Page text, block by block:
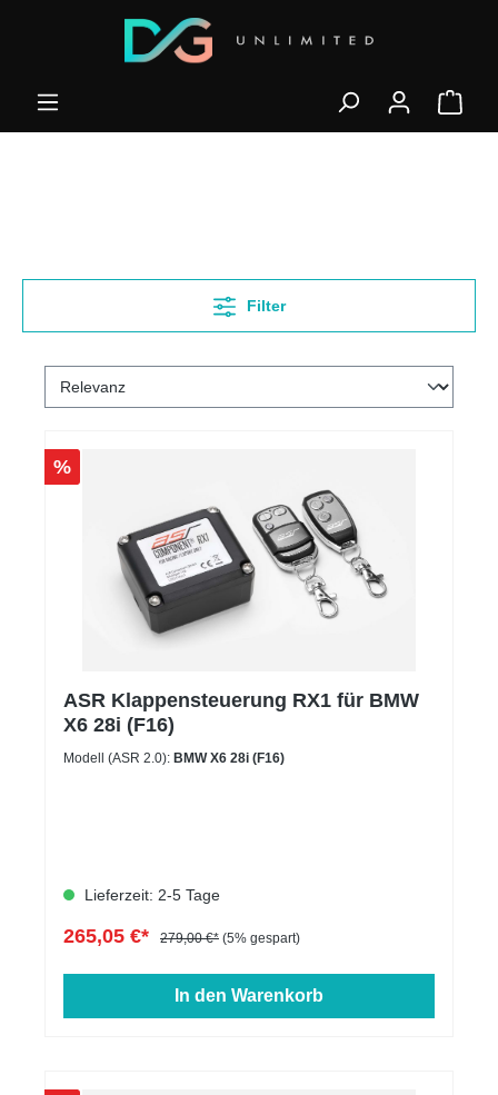
Filter
%
ASR Klappensteuerung RX1 für BMW
X6 28i (F16)
Modell (ASR 2.0): BMW X6 28i (F16)
Lieferzeit: 2-5 Tage
265,05 €* 279,00 €* (5% gespart)
In den Warenkorb